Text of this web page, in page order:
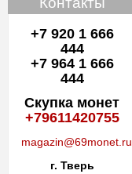
+7 920 1 666
444
+7 964 1 666
444
Скупка монет
+79611420755
magazin@69monet.ru
г. Тверь